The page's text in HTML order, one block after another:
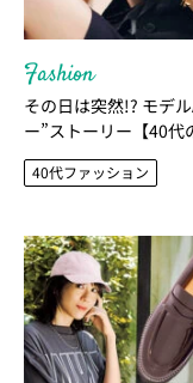
Fashion
その日は突然!? モデ
ー”ストーリー【40代
40代ファッション